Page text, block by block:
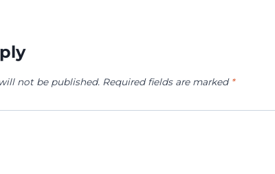
not be published. Required fields are marked *